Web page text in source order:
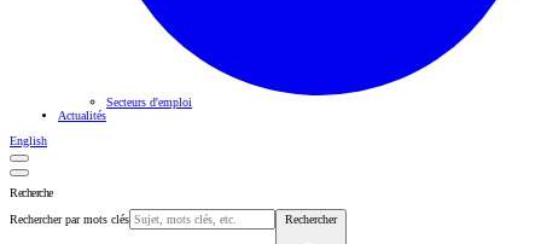
Secteurs d'emploi
Actualités
English
Recherche
Rechercher par mots clés Rechercher